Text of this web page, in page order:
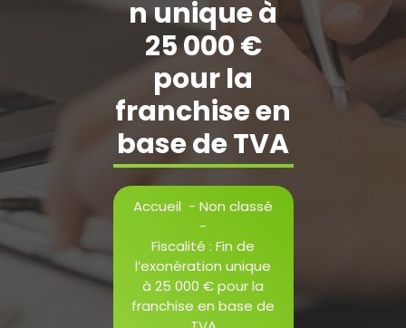
n unique à
25 000 €
pour la
franchise en
base de TVA
Accueil - Non classé
-
Fiscalité : Fin de
l’exonération unique
à 25 000 € pour la
franchise en base de